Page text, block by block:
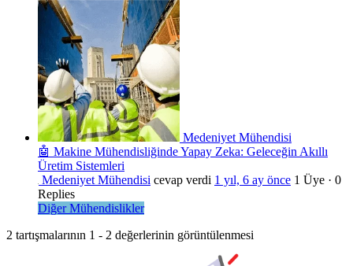
Medeniyet Mühendisi
🤖 Makine Mühendisliğinde Yapay Zeka: Geleceğin Akıllı
Üretim Sistemleri
Medeniyet Mühendisi cevap verdi 1 yıl, 6 ay önce 1 Üye · 0
Replies
Diğer Mühendislikler
2 tartışmalarının 1 - 2 değerlerinin görüntülenmesi